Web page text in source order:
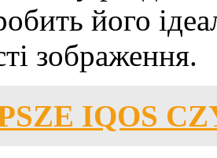
його
зображення.
IQOS